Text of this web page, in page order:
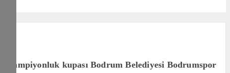
şampiyonluk kupası Bodrum Belediyesi Bodrumspor